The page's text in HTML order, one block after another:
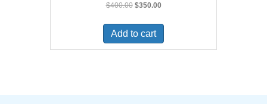
$400.00 Original
was:
$400.00.
$350.00Current
is:
Add to cart